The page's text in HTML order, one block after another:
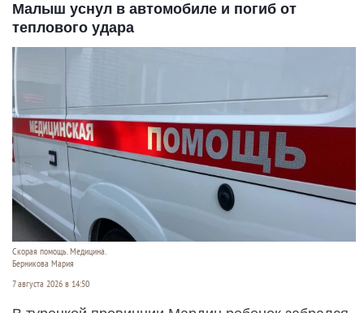
Малыш уснул в автомобиле и погиб от
теплового удара
Скорая помощь. Медицина.
Берникова Мария
7 августа 2026 в 14:50